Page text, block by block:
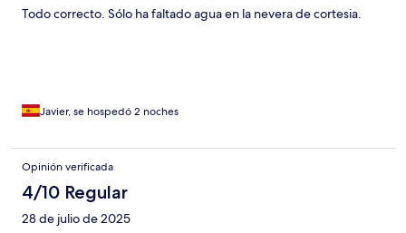
Todo correcto. Sólo ha faltado agua en la nevera de cortesia.
Javier, se hospedó 2 noches
Opinión verificada
4/10 Regular
28 de julio de 2025